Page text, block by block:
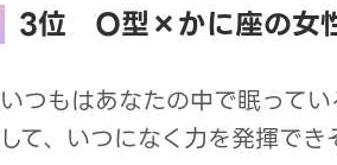
3位 O型×かに座の女
いつもはあなたの中で眠って
して、いつになく力を発揮でき